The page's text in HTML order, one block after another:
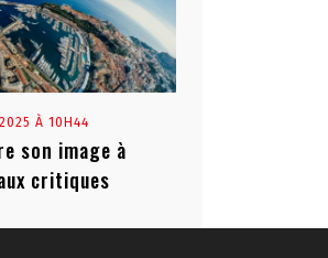
À 10H44
son image à
critiques